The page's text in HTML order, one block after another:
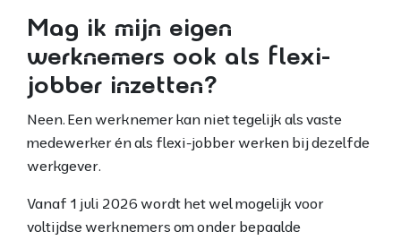
Mag ik mijn eigen
werknemers ook als flexi-
jobber inzetten?
Neen. Een werknemer kan niet tegelijk als vaste
medewerker én als flexi-jobber werken bij dezelfde
werkgever.
Vanaf 1 juli 2026 wordt het wel mogelijk voor
voltijdse werknemers om onder bepaalde